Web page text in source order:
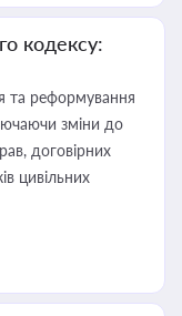
кодексу:
та реформування
зміни до
договірних
цивільних